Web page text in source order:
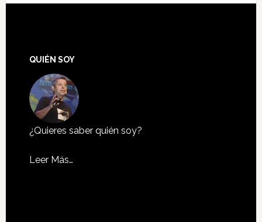
QUIÉN SOY
¿Quieres saber quién soy?
Leer Más…